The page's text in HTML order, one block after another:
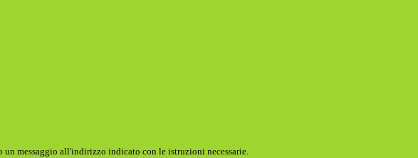
un messaggio all'indirizzo indicato con le istruzioni necessarie.